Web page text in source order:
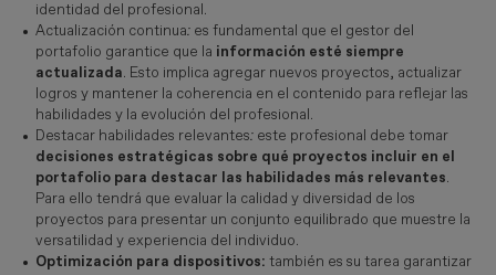
identidad del profesional.
Actualización continua:es fundamental que el gestor del
portafolio garantice que la información esté siempre
actualizada. Esto implica agregar nuevos proyectos, actualizar
logros y mantener la coherencia en el contenido para reflejar las
habilidades y la evolución del profesional.
Destacar habilidades relevantes:este profesional debe tomar
decisiones estratégicas sobre qué proyectos incluir en el
portafolio para destacar las habilidades más relevantes.
Para ello tendrá que evaluar la calidad y diversidad de los
proyectos para presentar un conjunto equilibrado que muestre la
versatilidad y experiencia del individuo.
Optimización para dispositivos: también es su tarea garantizar